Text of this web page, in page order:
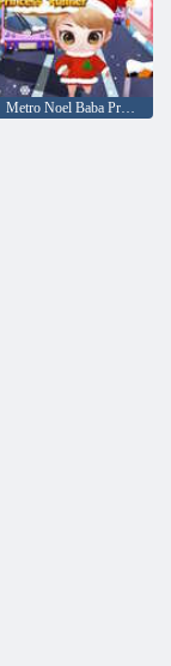
Metro Noel Baba Prenses Koşucusu